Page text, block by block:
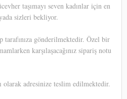
taşımayı seven kadınlar için en
sizleri bekliyor.
tarafınıza gönderilmektedir. Özel bir
karşılaşacağınız sipariş notu
olarak adresinize teslim edilmektedir.